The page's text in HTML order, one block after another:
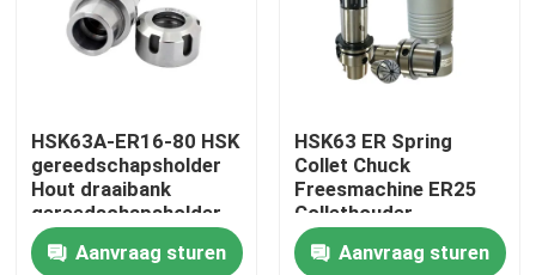
Huis
HSK63A-ER16-80 HSK
gereedschapsholder
Hout draaibank
gereedschapsholder
0.003mm
Uitgestorven
Aanvraag sturen
HSK63 ER Spring
Collet Chuck
Freesmachine ER25
Collethouder
Aanvraag sturen